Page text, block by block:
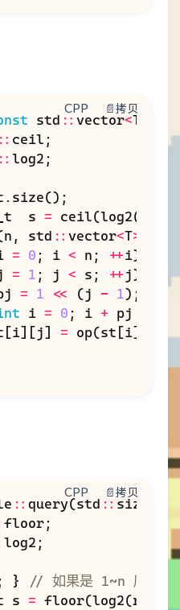
std :: vector<T
:: ceil ;
:: log2 ;
. size();
s = ceil(log2(
n , std :: vector<T>
= 0 ; i < n ; ++i)
= 1 ; j < s ; ++ j)
= 1 << (j - 1);
i = 0 ; i + pj
[i][j] = op(st [i][
📄拷贝
CPP
:: query(std :: size_t
floor;
log2 ;
}
s = floor(log2(r
📄拷贝
CPP